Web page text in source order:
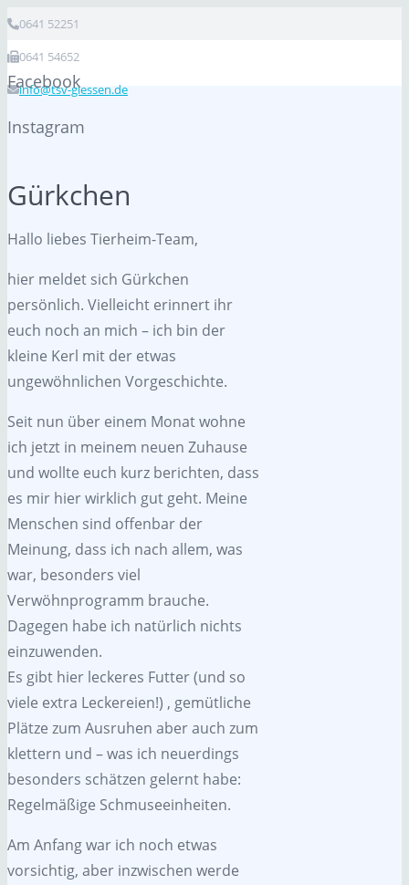
0641 52251
0641 54652
info@tsv-giessen.de
Facebook
Instagram
Gürkchen
Hallo liebes Tierheim-Team,
hier meldet sich Gürkchen
persönlich. Vielleicht erinnert ihr
euch noch an mich – ich bin der
kleine Kerl mit der etwas
ungewöhnlichen Vorgeschichte.
Seit nun über einem Monat wohne
ich jetzt in meinem neuen Zuhause
und wollte euch kurz berichten, dass
es mir hier wirklich gut geht. Meine
Menschen sind offenbar der
Meinung, dass ich nach allem, was
war, besonders viel
Verwöhnprogramm brauche.
Dagegen habe ich natürlich nichts
einzuwenden.
Es gibt hier leckeres Futter (und so
viele extra Leckereien!) , gemütliche
Plätze zum Ausruhen aber auch zum
klettern und – was ich neuerdings
besonders schätzen gelernt habe:
Regelmäßige Schmuseeinheiten.
Am Anfang war ich noch etwas
vorsichtig, aber inzwischen werde